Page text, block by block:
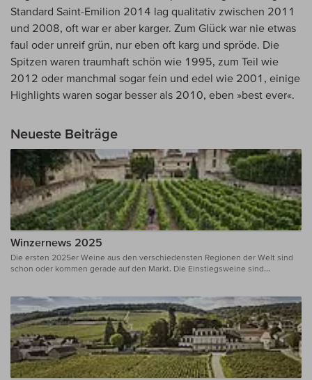
Standard Saint-Emilion 2014 lag qualitativ zwischen 2011
und 2008, oft war er aber karger. Zum Glück war nie etwas
faul oder unreif grün, nur eben oft karg und spröde. Die
Spitzen waren traumhaft schön wie 1995, zum Teil wie
2012 oder manchmal sogar fein und edel wie 2001, einige
Highlights waren sogar besser als 2010, eben »best ever«.
Neueste Beiträge
Winzernews 2025
Die ersten 2025er Weine aus den verschiedensten Regionen der Welt sind
schon oder kommen gerade auf den Markt. Die Einstiegsweine sind...